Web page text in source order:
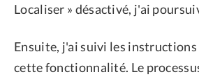
Localiser » désactivé, j'ai
Ensuite, j'ai suivi les
cette fonctionnalité. Le